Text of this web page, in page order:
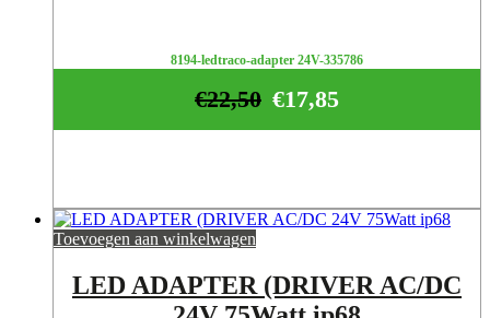
8194-ledtraco-adapter 24V-335786
€17,85
€22,50
Toevoegen aan winkelwagen
LED ADAPTER (DRIVER AC/DC